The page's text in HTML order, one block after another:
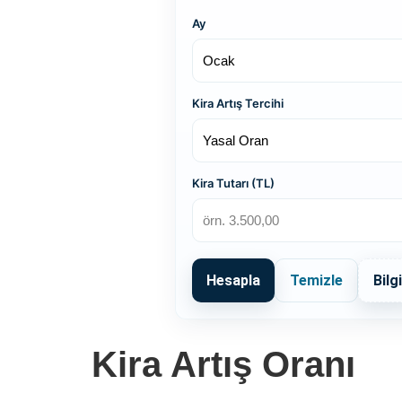
Ay
Kira Artış Tercihi
Kira Tutarı (TL)
Hesapla Temizle Bilgi
Kira Artış Oranı